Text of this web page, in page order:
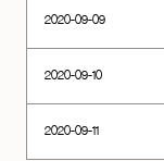
2020-09-09
2020-09-10
2020-09-11